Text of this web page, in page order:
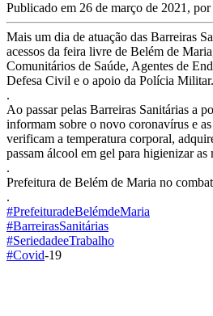
Publicado em 26 de março de 2021, por
Mais um dia de atuação das Barreiras
acessos da feira livre de Belém de
Comunitários de Saúde, Agentes de
Defesa Civil e o apoio da Polícia Militar.
.
Ao passar pelas Barreiras Sanitárias a
informam sobre o novo coronavírus e
verificam a temperatura corporal,
passam álcool em gel para higienizar as
.
Prefeitura de Belém de Maria no
.
#PrefeituradeBelémdeMaria
#BarreirasSanitárias
#SeriedadeeTrabalho
#Covid-19